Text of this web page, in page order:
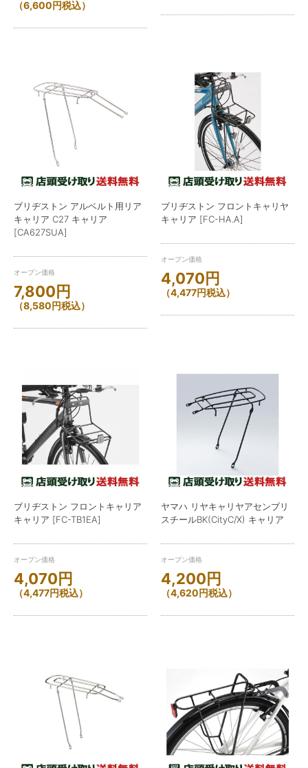
（6,600円税込）
ブリヂストン アルベルト用リア
キャリア C27 キャリア
[CA627SUA]
オープン価格
7,800円
（8,580円税込）
ブリヂストン フロントキャリヤ
キャリア [FC-HA.A]
オープン価格
4,070円
（4,477円税込）
ブリヂストン フロントキャリア
キャリア [FC-TB1EA]
オープン価格
4,070円
（4,477円税込）
ヤマハ リヤキャリヤアセンブリ
スチールBK(CityC/X) キャリア
オープン価格
4,200円
（4,620円税込）